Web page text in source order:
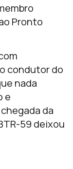
Pronto
condutor do
nada
e
da
59 deixou